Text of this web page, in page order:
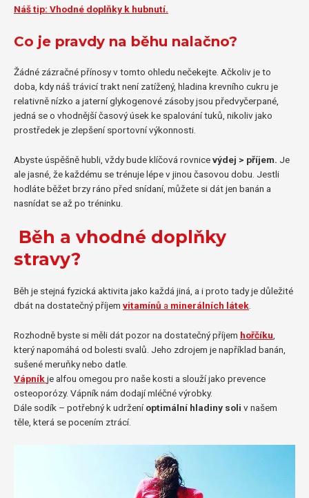
Náš tip: Vhodné doplňky k hubnutí.
Co je pravdy na běhu nalačno?
Žádné zázračné přínosy v tomto ohledu nečekejte. Ačkoliv je to
doba, kdy náš trávicí trakt není zatížený, hladina krevního cukru je
relativně nízko a jaterní glykogenové zásoby jsou předvyčerpané,
jedná se o vhodnější časový úsek ke spalování tuků, nikoliv jako
prostředek je zlepšení sportovní výkonnosti.
Abyste úspěšně hubli, vždy bude klíčová rovnicevýdej > příjem. Je
ale jasné, že každému se trénuje lépe v jinou časovou dobu. Jestli
hodláte běžet brzy ráno před snídaní, můžete si dát jen banán a
nasnídat se až po tréninku.
Běh a vhodné doplňky
stravy?
Běh je stejná fyzická aktivita jako každá jiná, a i proto tady je důležité
dbát na dostatečný příjem vitamínů a minerálních látek
Rozhodně byste si měli dát pozor na dostatečný příjem hořčíku
který napomáhá od bolesti svalů. Jeho zdrojem je například banán,
sušené meruňky nebo datle.
Vápníkje alfou omegou pro naše kosti a slouží jako prevence
osteoporózy. Vápník nám dodají mléčné výrobky.
Dále sodík – potřebný k udrženíoptimální hladiny soli v našem
těle, která se pocením ztrácí.